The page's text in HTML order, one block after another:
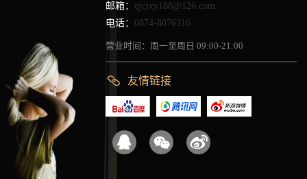
邮箱： qjcjxy188@126.com
电话： 0874-8076316
营业时间：周一至周日 09:00-21:00
友情链接